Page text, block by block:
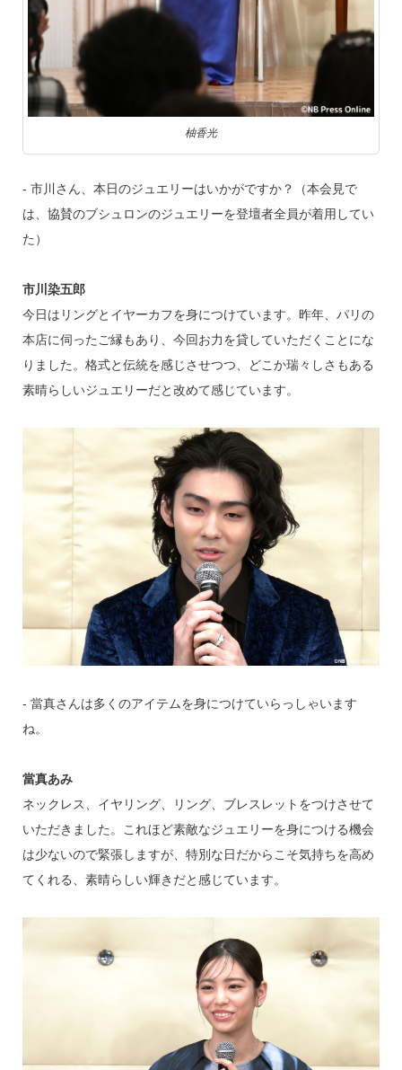
柚香光
‐ 市川さん、本日のジュエリーはいかがですか？（本会見で
は、協賛のブシュロンのジュエリーを登壇者全員が着用してい
た）
市川染五郎
今日はリングとイヤーカフを身につけています。昨年、パリの
本店に伺ったご縁もあり、今回お力を貸していただくことにな
りました。格式と伝統を感じさせつつ、どこか瑞々しさもある
素晴らしいジュエリーだと改めて感じています。
‐ 當真さんは多くのアイテムを身につけていらっしゃいます
ね。
當真あみ
ネックレス、イヤリング、リング、ブレスレットをつけさせて
いただきました。これほど素敵なジュエリーを身につける機会
は少ないので緊張しますが、特別な日だからこそ気持ちを高め
てくれる、素晴らしい輝きだと感じています。